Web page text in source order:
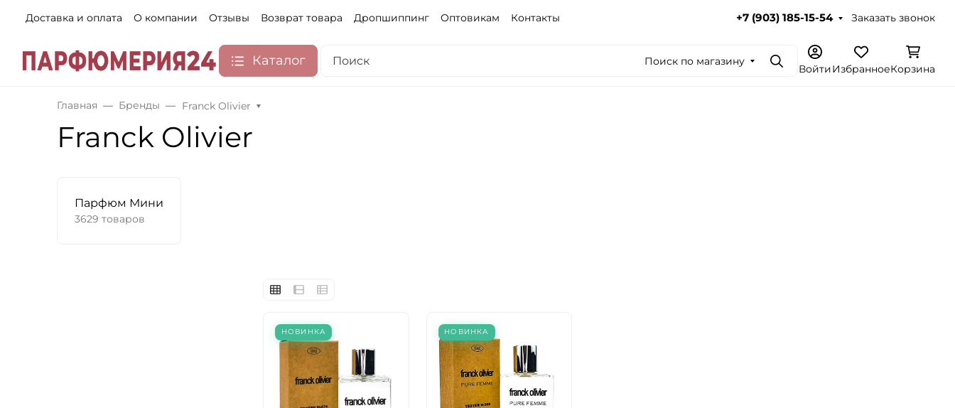
Доставка и оплата О компании Отзывы Возврат товара Дропшиппинг Оптовикам Контакты +7 (903) 185-15-54 Заказать звонок
Каталог Поиск по магазину
ПоискВойтиИзбранноеКорзина
Главная Бренды Franck Olivier
Franck Olivier
Парфюм Мини
3629 товаров
НОВИНКА НОВИНКА